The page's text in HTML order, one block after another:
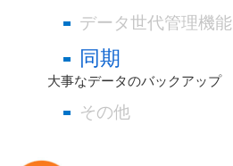
データ世代管理機能
同期
大事なデータのバックアップ
その他